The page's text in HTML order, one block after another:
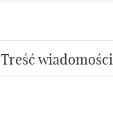
Treść wiadomości